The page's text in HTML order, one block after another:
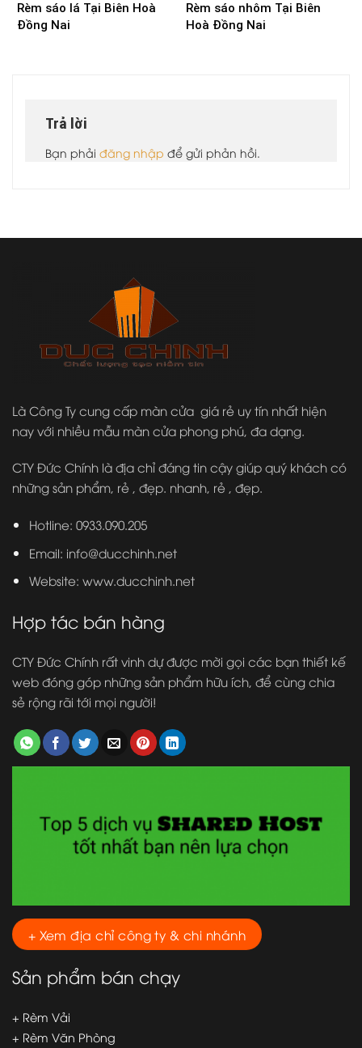
Rèm sáo lá Tại Biên Hoà
Đồng Nai
Rèm sáo nhôm Tại Biên
Hoà Đồng Nai
Trả lời
Bạn phải đăng nhập để gửi phản hồi.
Là Công Ty cung cấp màn cửa giá rẻ uy tín nhất hiện
nay với nhiều mẫu màn cửa phong phú, đa dạng.
CTY Đức Chính là địa chỉ đáng tin cậy giúp quý khách có
những sản phẩm, rẻ , đẹp. nhanh, rẻ , đẹp.
Hotline: 0933.090.205
Email: info@ducchinh.net
Website: www.ducchinh.net
Hợp tác bán hàng
CTY Đức Chính rất vinh dự được mời gọi các bạn thiết kế
web đóng góp những sản phẩm hữu ích, để cùng chia
sẻ rộng rãi tới mọi người!
+ Xem địa chỉ công ty & chi nhánh
Sản phẩm bán chạy
+ Rèm Vải
+ Rèm Văn Phòng